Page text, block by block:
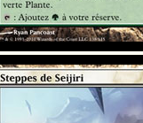
Steppes de Seijiri